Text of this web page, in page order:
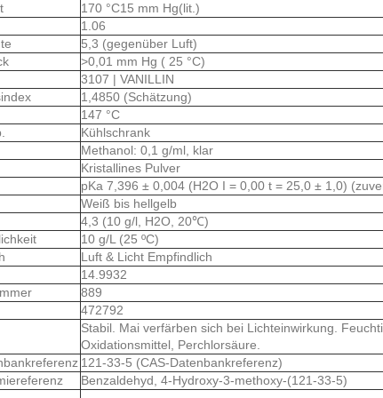
170 °C15 mm Hg(lit.)
1.06
5,3 (gegenüber Luft)
>0,01 mm Hg ( 25 °C)
3107 | VANILLIN
1,4850 (Schätzung)
147 °C
Kühlschrank
Methanol: 0,1 g/ml, klar
Kristallines Pulver
pKa 7,396 ± 0,004 (H2O I = 0,00 t = 25,0 ± 1,0)
Weiß bis hellgelb
4,3 (10 g/l, H2O, 20℃)
10 g/L (25 ºC)
Luft & Licht Empfindlich
14.9932
889
472792
Stabil. Mai verfärben sich bei Lichteinwirkung.
Oxidationsmittel, Perchlorsäure.
121-33-5 (CAS-Datenbankreferenz)
Benzaldehyd, 4-Hydroxy-3-methoxy-(121-33-5)